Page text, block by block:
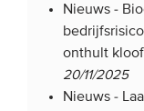
Nieuws -
onthult
20/11/2025
Nieuws -